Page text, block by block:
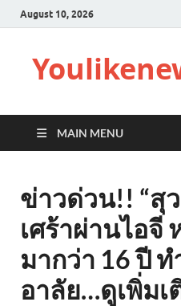
August 10, 2026
MAIN MENU
ข่าวด่วน!! “สุ
เศร้าผ่านไอจี
มากว่า 16 ปี
อาลัย…ดูเพิ่มเ